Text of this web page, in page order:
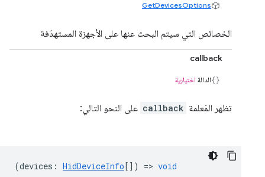
GetDevicesOptions
الخصائص التي سيتم البحث عنها على الأجهزة المستهدَفة
callback
الدالة اختيارية
تظهر المَعلمة callback على النحو التالي:
(devices : HidDeviceInfo[]) => void